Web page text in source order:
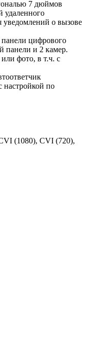
7 дюймов
удаленного
уведомлений о вызове
цифрового
панели и 2 камер.
фото, в т.ч. с
настройкой по
(1080), CVI (720),